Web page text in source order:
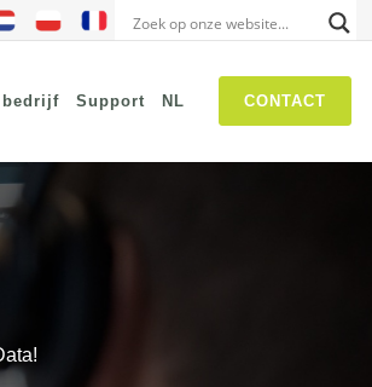
CONTACT
Networks
bedrijf Support NL